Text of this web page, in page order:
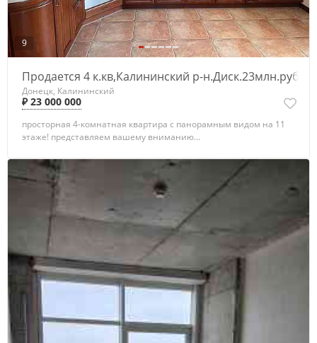
9
Продается 4 к.кв,Калининский р-н.Диск.23млн.руб.
Донецк, Калининский
₽ 23 000 000
просторная 4-комнатная квартира с панорамным видом на 11
этаже! представляем вашему вниманию...